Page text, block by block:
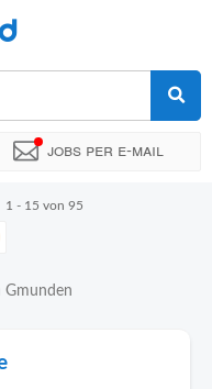
Jobs per e-mail
Unternehmen
1 - 15 von 95
Gmunden